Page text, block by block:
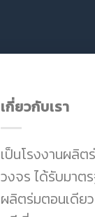
เกี่ยวกับเรา
เป็นโรงงานผลิต
วงจร ได้รับมาต
ผลิตร่มตอนเดีย